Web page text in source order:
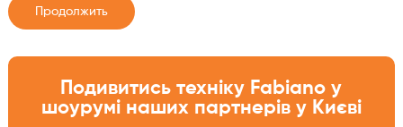
Продолжить
Подивитись техніку Fabiano у
шоурумі наших партнерів у Києві